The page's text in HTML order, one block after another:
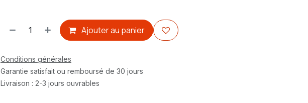
Ajouter au panier
Conditions générales
Garantie satisfait ou remboursé de 30 jours
Livraison : 2-3 jours ouvrables